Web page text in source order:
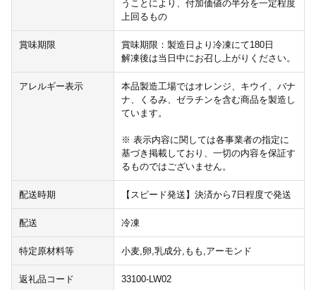
うことにより、付加価値の半分を一定程度
上回るもの
賞味期限
賞味期限：製造日より冷凍にて180日
解凍後は当日中にお召し上がりください。
アレルギー表示
本品製造工場ではオレンジ、キウイ、バナ
ナ、くるみ、ゼラチンを含む商品を製造し
ています。
※ 表示内容に関しては各事業者の指定に
基づき掲載しており、一切の内容を保証す
るものではございません。
配送時期 【スピード発送】決済から7日程度で発送
配送 冷凍
特定原材料等 小麦,卵,乳成分,もも,アーモンド
返礼品コード 33100-LW02